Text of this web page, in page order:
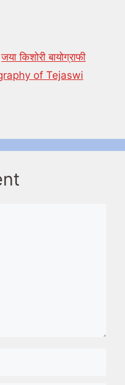
जया किशोरी बायोग्राफी
of Tejaswi